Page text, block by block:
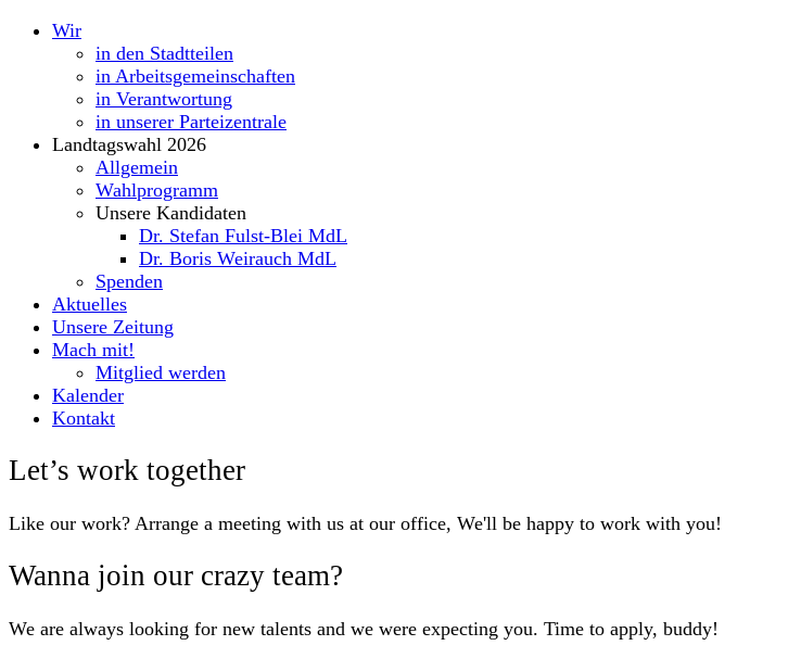
Wir
in den Stadtteilen
in Arbeitsgemeinschaften
in Verantwortung
in unserer Parteizentrale
Landtagswahl 2026
Allgemein
Wahlprogramm
Unsere Kandidaten
Dr. Stefan Fulst-Blei MdL
Dr. Boris Weirauch MdL
Spenden
Aktuelles
Unsere Zeitung
Mach mit!
Mitglied werden
Kalender
Kontakt
Let’s work together
Like our work? Arrange a meeting with us at our office, We'll be happy to work with you!
Wanna join our crazy team?
We are always looking for new talents and we were expecting you. Time to apply, buddy!